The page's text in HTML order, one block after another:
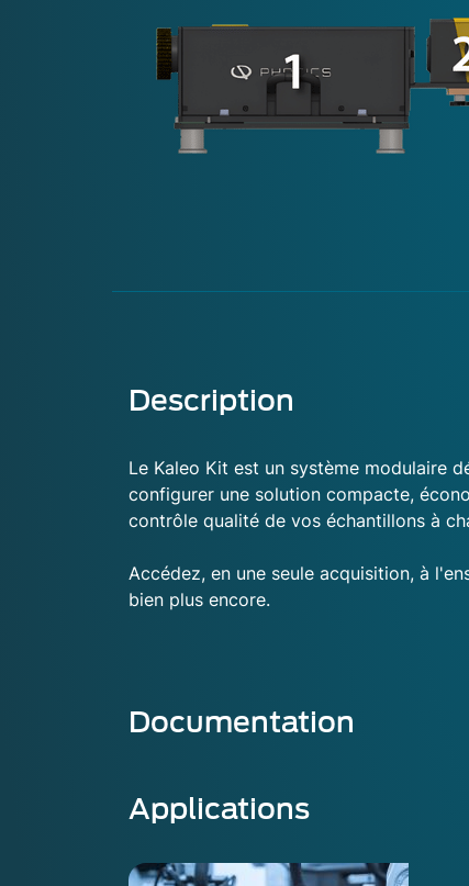
Description
Le Kaleo Kit est un système modulaire
configurer une solution compacte,
contrôle qualité de vos échantillons à
Accédez, en une seule acquisition, à
bien plus encore.
Documentation
Applications